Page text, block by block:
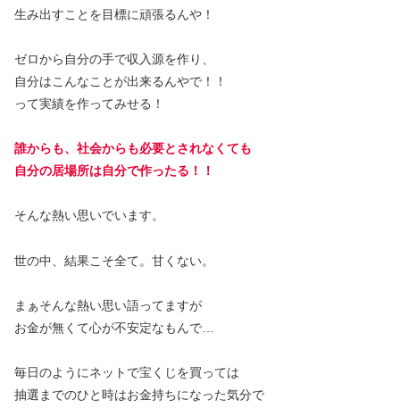
生み出すことを目標に頑張るんや！
ゼロから自分の手で収入源を作り、
自分はこんなことが出来るんやで！！
って実績を作ってみせる！
誰からも、社会からも必要とされなくても
自分の居場所は自分で作ったる！！
そんな熱い思いでいます。
世の中、結果こそ全て。甘くない。
まぁそんな熱い思い語ってますが
お金が無くて心が不安定なもんで…
毎日のようにネットで宝くじを買っては
抽選までのひと時はお金持ちになった気分で